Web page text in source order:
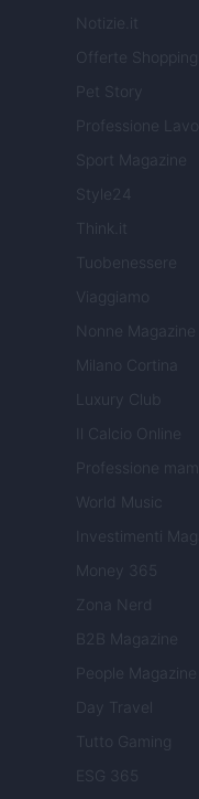
Notizie.it
Offerte Shopping
Pet Story
Professione
Sport Magazine
Style24
Think.it
Tuobenessere
Viaggiamo
Nonne Magazine
Milano Cortina
Luxury Club
Il Calcio Online
Professione
World Music
Investimenti
Money 365
Zona Nerd
B2B Magazine
People Magazine
Day Travel
Tutto Gaming
ESG 365